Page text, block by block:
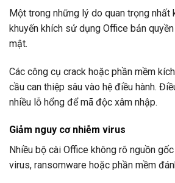
Một trong những lý do quan trọng
khuyến khích sử dụng Office bản
mật.
Các công cụ crack hoặc phần mềm
cầu can thiệp sâu vào hệ điều hành.
nhiều lỗ hổng để mã độc xâm nhập.
Giảm nguy cơ nhiễm virus
Nhiều bộ cài Office không rõ nguồn
virus, ransomware hoặc phần mềm